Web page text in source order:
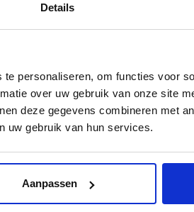
Details
personaliseren, om functies voor
over uw gebruik van onze site
deze gegevens combineren met
uw gebruik van hun services.
Aanpassen